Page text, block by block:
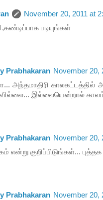
November 20, 2011 at
படியுங்கள்
Prabhakaran November 20,
அந்தமாதிரி காலகட்டத்தில்
இல்லையென்றால் காலம்
Prabhakaran November 20,
என்று குறிப்பிடுங்கள்...
Prabhakaran November 20,